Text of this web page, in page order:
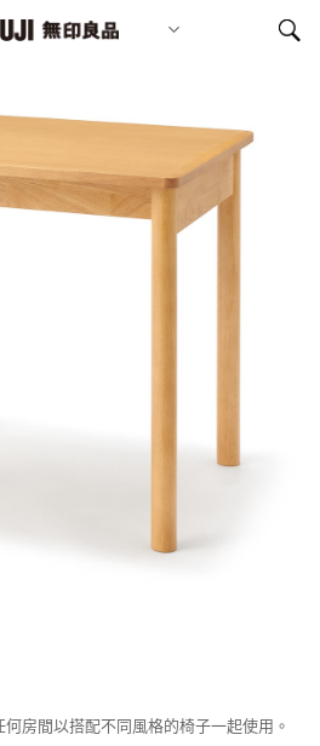
房間以搭配不同風格的椅子一起使用。